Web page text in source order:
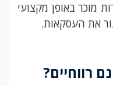
מוכר באופן מקצועי
את העסקאות.
רווחיים?